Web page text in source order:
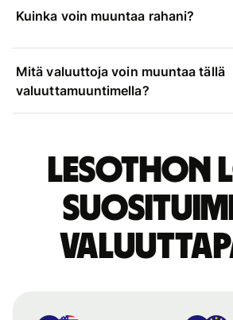
Kuinka voin muuntaa rahani?
Mitä valuuttoja voin muuntaa tällä
valuuttamuuntimella?
Lesothon